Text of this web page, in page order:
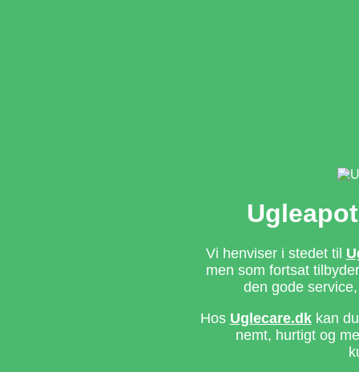
Vi henviser i stedet til
men som fortsat
den gode
Hos Uglecare.dkkan du
nemt, hurtigt og